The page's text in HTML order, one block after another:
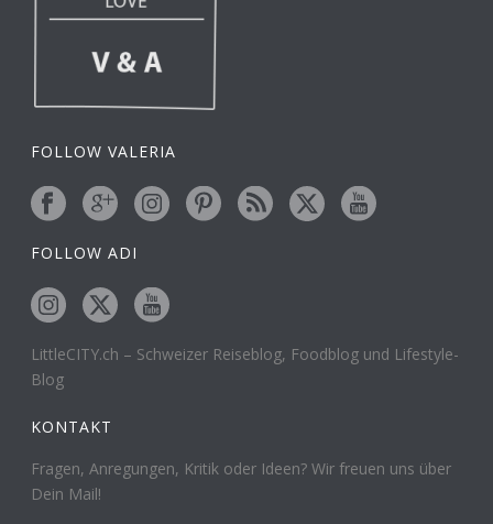
FOLLOW VALERIA
FOLLOW ADI
LittleCITY.ch – Schweizer Reiseblog, Foodblog und Lifestyle-
Blog
KONTAKT
Fragen, Anregungen, Kritik oder Ideen? Wir freuen uns über
Dein Mail!